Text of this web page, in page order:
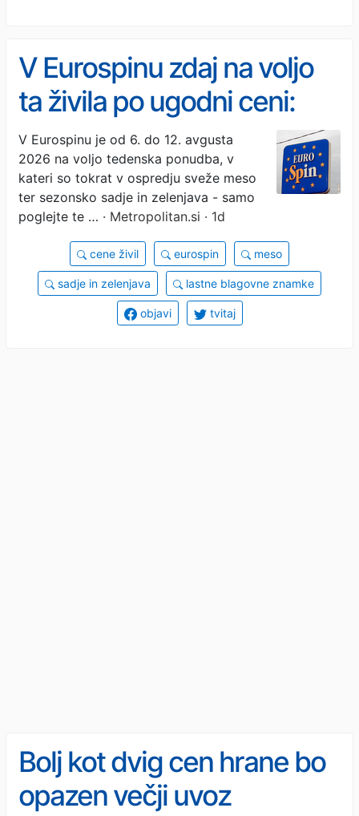
V Eurospinu zdaj na voljo
ta živila po ugodni ceni:
nekateri brez njih
preprosto ne morejo, tako
da se splača malce
pohiteti
V Eurospinu je od 6. do 12. avgusta
2026 na voljo tedenska ponudba, v
kateri so tokrat v ospredju sveže meso
ter sezonsko sadje in zelenjava - samo
poglejte te … · Metropolitan.si · 1d
cene živil eurospin meso
sadje in zelenjava lastne blagovne znamke
objavi tvitaj
Bolj kot dvig cen hrane bo
opazen večji uvoz